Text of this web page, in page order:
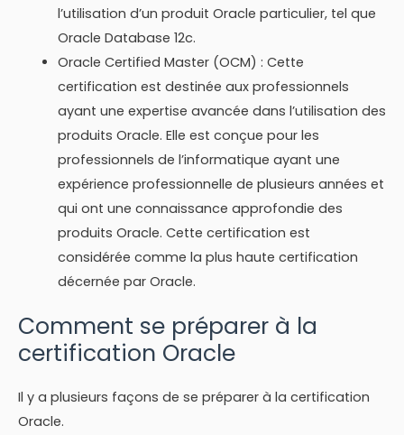
l’utilisation d’un produit Oracle particulier, tel que
Oracle Database 12c.
Oracle Certified Master (OCM) : Cette
certification est destinée aux professionnels
ayant une expertise avancée dans l’utilisation des
produits Oracle. Elle est conçue pour les
professionnels de l’informatique ayant une
expérience professionnelle de plusieurs années et
qui ont une connaissance approfondie des
produits Oracle. Cette certification est
considérée comme la plus haute certification
décernée par Oracle.
Comment se préparer à la
certification Oracle
Il y a plusieurs façons de se préparer à la certification
Oracle.